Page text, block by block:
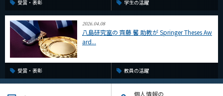
受賞・表彰 学生の活躍
2026.04.08
八島研究室の 齊藤 馨 助教が Springer Theses Aw
ard...
受賞・表彰 教員の活躍
個人情報の